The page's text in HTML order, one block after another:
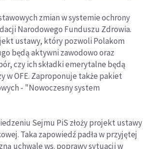
zmian w systemie ochrony
Narodowego Funduszu Zdrowia.
ustawy, który pozwoli Polakom
będą aktywni zawodowo oraz
czy ich składki emerytalne będą
w OFE. Zaproponuje także pakiet
- "Nowoczesny system
Sejmu PiS złoży projekt ustawy
Taka zapowiedź padła w przyjętej
uchwale ws. poprawy sytuacji w